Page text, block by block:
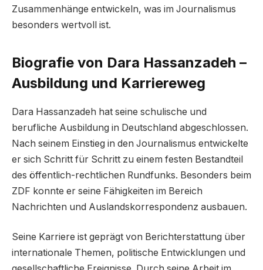
Zusammenhänge entwickeln, was im Journalismus
besonders wertvoll ist.
Biografie von Dara Hassanzadeh –
Ausbildung und Karriereweg
Dara Hassanzadeh hat seine schulische und
berufliche Ausbildung in Deutschland abgeschlossen.
Nach seinem Einstieg in den Journalismus entwickelte
er sich Schritt für Schritt zu einem festen Bestandteil
des öffentlich-rechtlichen Rundfunks. Besonders beim
ZDF konnte er seine Fähigkeiten im Bereich
Nachrichten und Auslandskorrespondenz ausbauen.
Seine Karriere ist geprägt von Berichterstattung über
internationale Themen, politische Entwicklungen und